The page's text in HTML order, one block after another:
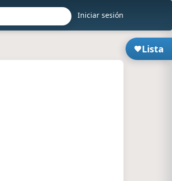
Iniciar sesión
Lista